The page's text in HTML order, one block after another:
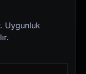
Uygunluk